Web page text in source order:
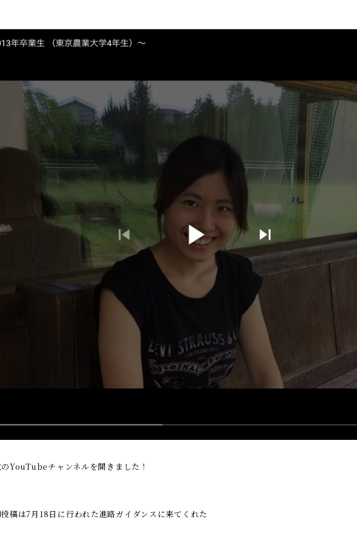
YouTubeチャンネルを開きました！
稿は7月18日に行われた進路ガイダンスに来てくれた